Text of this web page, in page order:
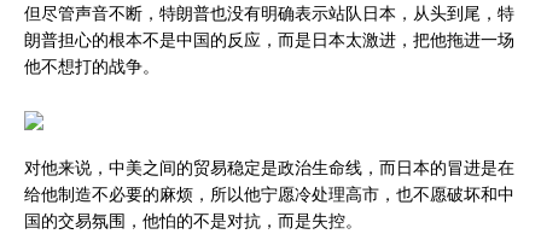
但尽管声音不断，特朗普也没有明确表示站队日本，从头到尾，特
朗普担心的根本不是中国的反应，而是日本太激进，把他拖进一场
他不想打的战争。
对他来说，中美之间的贸易稳定是政治生命线，而日本的冒进是在
给他制造不必要的麻烦，所以他宁愿冷处理高市，也不愿破坏和中
国的交易氛围，他怕的不是对抗，而是失控。